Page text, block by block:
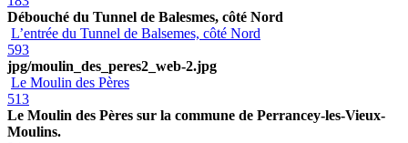
Débouché du Tunnel de Balesmes, côté Nord
L’entrée du Tunnel de Balsemes, côté Nord
593
jpg/moulin_des_peres2_web-2.jpg
Le Moulin des Pères
513
Le Moulin des Pères sur la commune de Perrancey-les-Vieux-
Moulins.